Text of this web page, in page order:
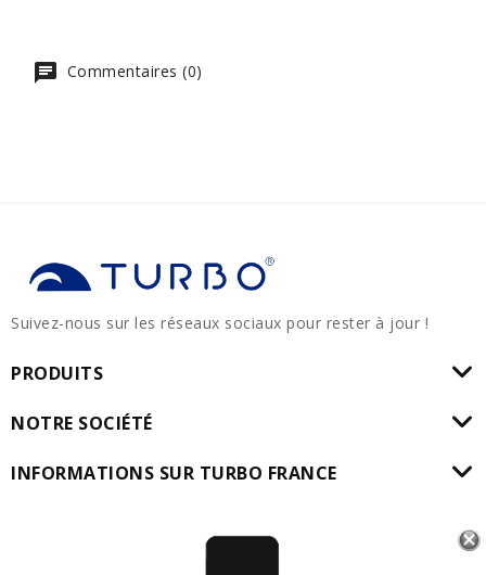
Commentaires (0)
Suivez-nous sur les réseaux sociaux pour rester à jour !
PRODUITS
NOTRE SOCIÉTÉ
INFORMATIONS SUR TURBO FRANCE